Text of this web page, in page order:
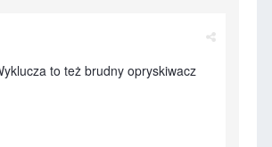
to też brudny opryskiwacz